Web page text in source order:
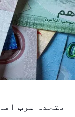
متحدہ عرب